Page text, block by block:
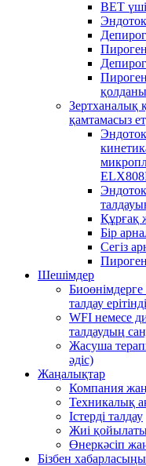
BET
Зертханалық
қамтамасыз
Құрғақ
Бір
Сегіз
Шешімдер
талдау
WFI немесе
талдаудың
Жасуша
әдіс)
Жаңалықтар
Компания
Техникалық
Істерді талдау
Жиі
Өнеркәсіп
Бізбен хабарласыңы